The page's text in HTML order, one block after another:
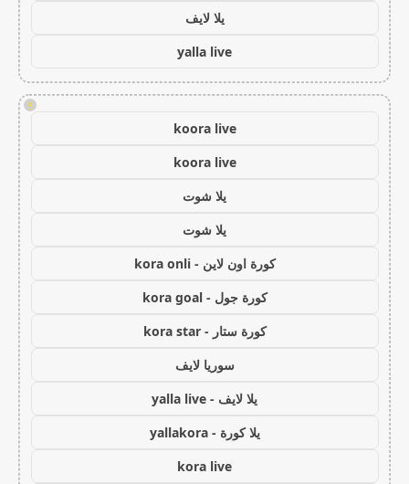
يلا لايف
yalla live
!
koora live
koora live
يلا شوت
يلا شوت
كورة اون لاين - kora onli
كورة جول - kora goal
كورة ستار - kora star
سوريا لايف
يلا لايف - yalla live
يلا كورة - yallakora
kora live